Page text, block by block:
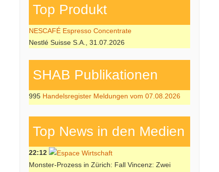
Top Produkt
NESCAFÉ Espresso Concentrate
Nestlé Suisse S.A., 31.07.2026
SHAB Publi­kati­onen
995 Handelsregister Meldungen vom 07.08.2026
Top News in den Medien
22:12
Monster-Prozess in Zürich: Fall Vincenz: Zwei